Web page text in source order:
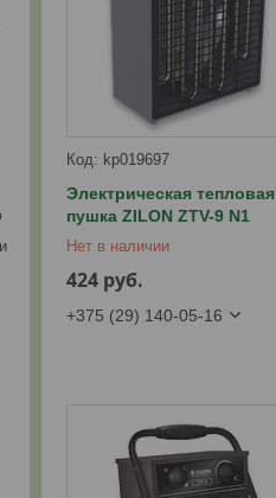
kp019697
Электрическая тепловая
пушка ZILON ZTV-9 N1
Нет в наличии
424 руб.
+375 (29) 140-05-16